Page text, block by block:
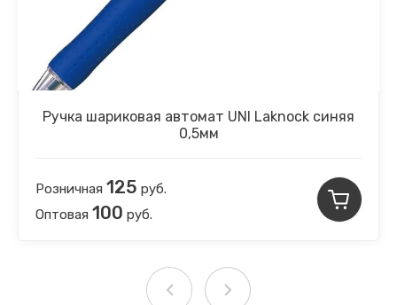
Ручка шариковая автомат UNI Laknock синяя
0,5мм
Розничная 125 руб.
Оптовая 100 руб.